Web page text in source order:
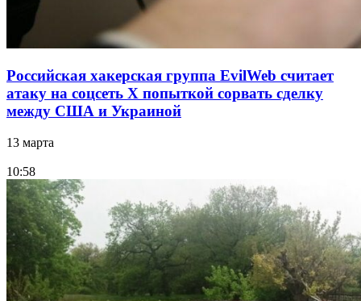
Российская хакерская группа EvilWeb считает
атаку на соцсеть Х попыткой сорвать сделку
между США и Украиной
13 марта
10:58